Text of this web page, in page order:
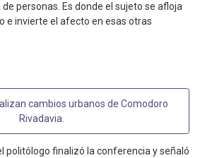
personas. Es donde el sujeto se afloja
e invierte el afecto en esas otras
cambios urbanos de Comodoro
Rivadavia
politólogo finalizó la conferencia y señaló